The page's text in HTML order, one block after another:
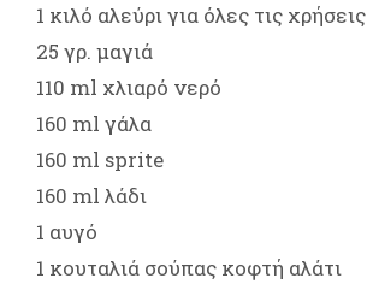
1 κιλό αλεύρι για όλες τις χρήσεις
25 γρ. μαγιά
110 ml χλιαρό νερό
160 ml γάλα
160 ml sprite
160 ml λάδι
1 αυγό
1 κουταλιά σούπας κοφτή αλάτι